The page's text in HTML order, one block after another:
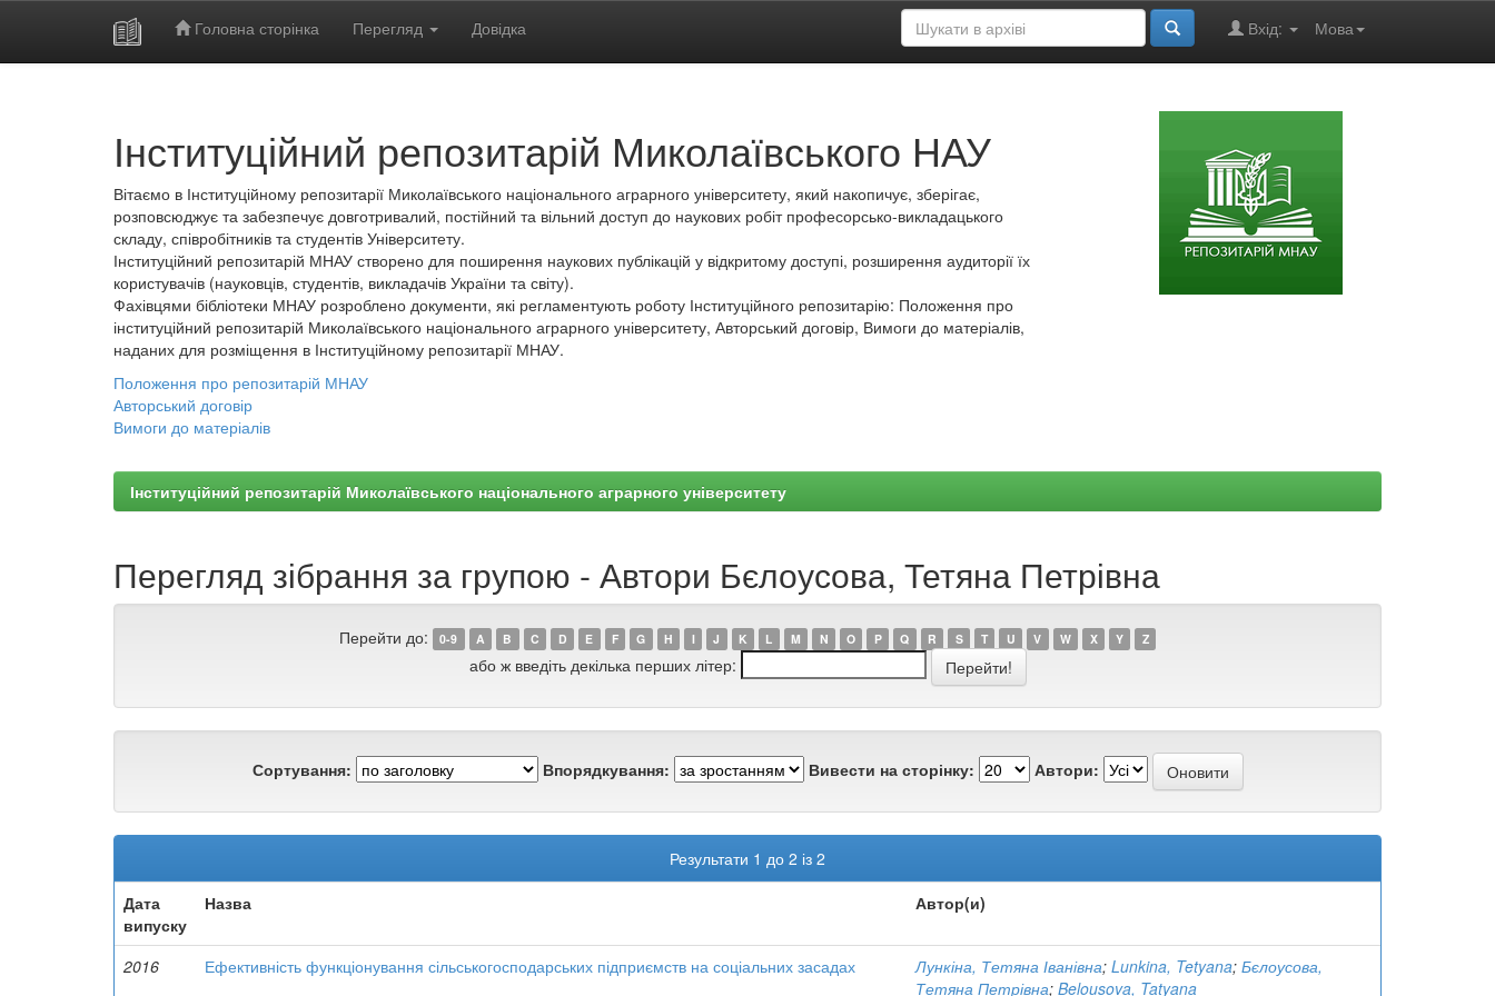
Головна сторінка Перегляд Довідка Мова
Вхід:
Інституційний репозитарій Миколаївського НАУ
Вітаємо в Інституційному репозитарії Миколаївського національного аграрного університету, який накопичує, зберігає,
розповсюджує та забезпечує довготривалий, постійний та вільний доступ до наукових робіт професорсько-викладацького
складу, співробітників та студентів Університету.
Інституційний репозитарій МНАУ створено для поширення наукових публікацій у відкритому доступі, розширення аудиторії їх
користувачів (науковців, студентів, викладачів України та світу).
Фахівцями бібліотеки МНАУ розроблено документи, які регламентують роботу Інституційного репозитарію: Положення про
інституційний репозитарій Миколаївського національного аграрного університету, Авторський договір, Вимоги до матеріалів,
наданих для розміщення в Інституційному репозитарії МНАУ.
Положення про репозитарій МНАУ
Авторський договір
Вимоги до матеріалів
Інституційний репозитарій Миколаївського національного аграрного університету
Перегляд зібрання за групою - Автори Бєлоусова, Тетяна Петрівна
Перейти до: 0-9 A B C D E F G H I J K L M N O P Q R S T U V W X Y Z
або ж введіть декілька перших літер:
Сортування: Впорядкування: Вивести на сторінку: Автори:
Результати 1 до 2 із 2
Дата
випуску
Назва Автор(и)
2016 Ефективність функціонування сільськогосподарських підприємств на соціальних засадах Лункіна, Тетяна Іванівна; Lunkina, Tetyana; Бєлоусова,
Тетяна Петрівна; Belousova, Tatyana